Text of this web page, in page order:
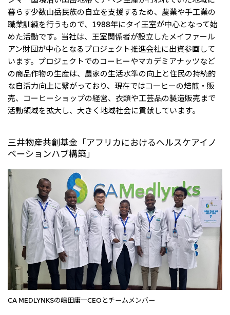
暮らす少数山岳民族の自立を支援するため、農業や手工業の
職業訓練を行うもので、1988年にタイ王室が中心となって始
めた活動です。当社は、王室関係者が設立したメイファール
アン財団が中心となるプロジェクト推進会社に出資参画して
います。プロジェクトでのコーヒーやマカデミアナッツなど
の商品作物の生産は、農家の生活水準の向上と住民の持続的
な自活力向上に繋がっており、現在ではコーヒーの焙煎・販
売、コーヒーショップの経営、衣類や工芸品の製造販売まで
活動領域を拡大し、大きく地域社会に貢献しています。
三井物産共創基金「アフリカにおけるヘルスケアイノ
ベーションハブ構築」
CA MEDLYNKSの嶋田庸一CEOとチームメンバー